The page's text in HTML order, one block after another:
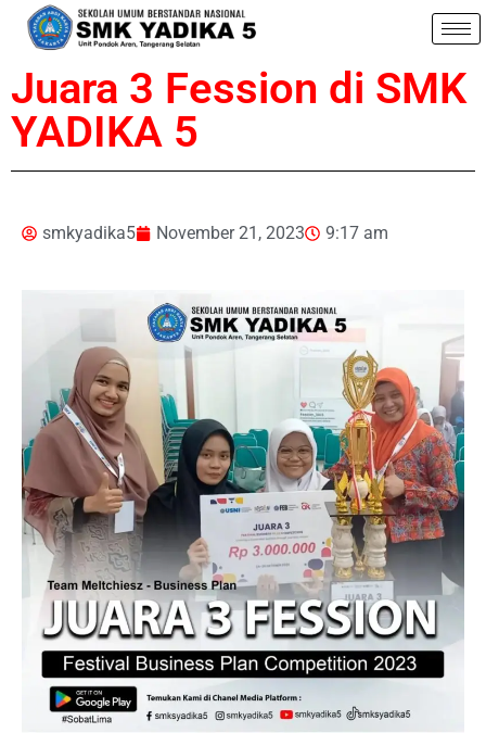
Juara 3 Fession di SMK
YADIKA 5
smkyadika5 November 21, 2023 9:17 am